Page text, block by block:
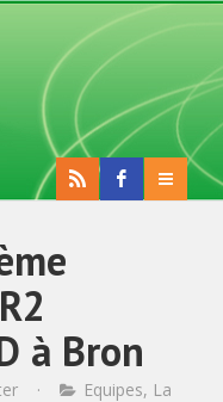
à Bron
· Equipes, La